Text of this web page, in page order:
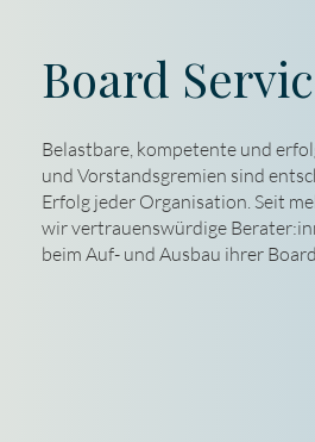
Board
Belastbare, kompetente und
und Vorstandsgremien sind
Erfolg jeder Organisation. Seit
wir vertrauenswürdige
beim Auf- und Ausbau ihrer